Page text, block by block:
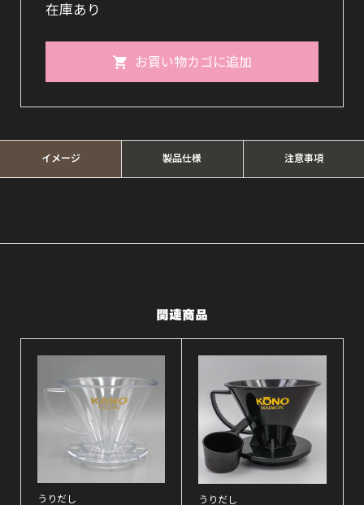
在庫あり
グ
ラ
ポ
ふ
MD-
42【ブ
ラ
お買い物カゴに追加
イメージ 製品仕様 注意事項
関連商品
うりだし
うりだし